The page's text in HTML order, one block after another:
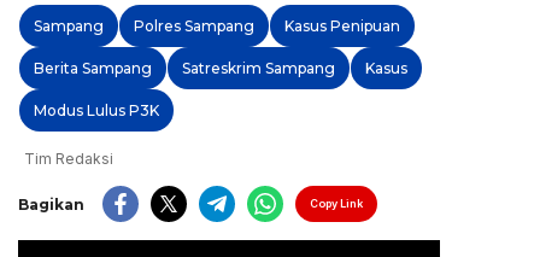
Sampang Polres Sampang Kasus Penipuan
Berita Sampang Satreskrim Sampang Kasus
Modus Lulus P3K
Tim Redaksi
Bagikan Copy Link